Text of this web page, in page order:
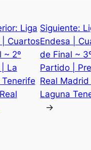
Liga
| Cuartos
~ 2º
La
Siguiente:
Endesa |
de Final ~
Partido |
Real Madrid
Laguna
→